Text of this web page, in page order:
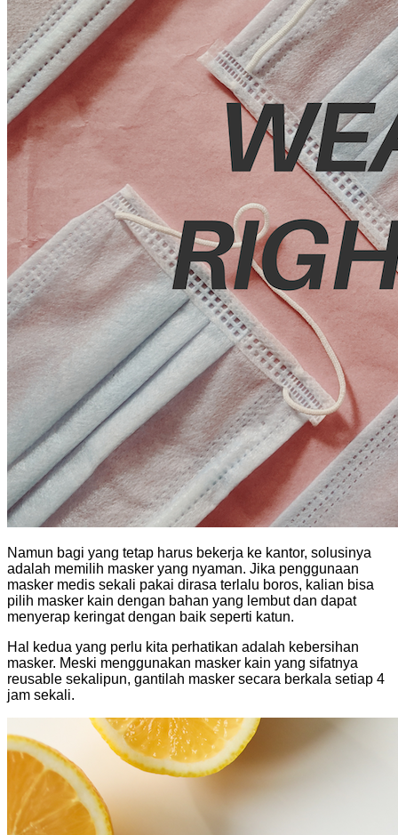
Namun bagi yang tetap harus bekerja ke kantor, solusinya
adalah memilih masker yang nyaman. Jika penggunaan
masker medis sekali pakai dirasa terlalu boros, kalian bisa
pilih masker kain dengan bahan yang lembut dan dapat
menyerap keringat dengan baik seperti katun.
Hal kedua yang perlu kita perhatikan adalah kebersihan
masker. Meski menggunakan masker kain yang sifatnya
reusable sekalipun, gantilah masker secara berkala setiap 4
jam sekali.